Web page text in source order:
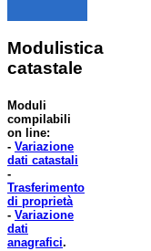
Modulistica
catastale
Moduli
compilabili
on line:
- Variazione
dati catastali
-
Trasferimento
di proprietà
- Variazione
dati
anagrafici.